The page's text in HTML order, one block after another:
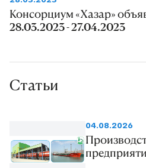
Консорциум «Хазар»
28.03.2023 - 27.04.2023
Статьи
04.08.2026